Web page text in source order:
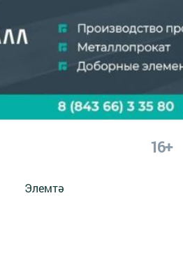
16+
Элемтә